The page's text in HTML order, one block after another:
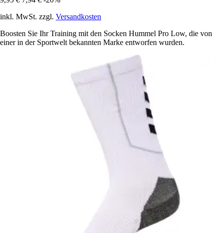
inkl. MwSt. zzgl. Versandkosten
Boosten Sie Ihr Training mit den Socken Hummel Pro Low, die von
einer in der Sportwelt bekannten Marke entworfen wurden.